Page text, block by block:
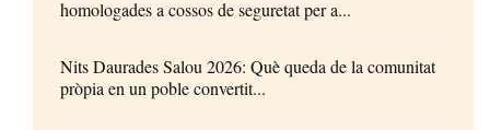
homologades a cossos de seguretat per a...
Nits Daurades Salou 2026: Què queda de la comunitat
pròpia en un poble convertit...